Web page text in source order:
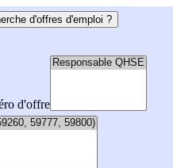
d'offres d'emploi ?
d'offre